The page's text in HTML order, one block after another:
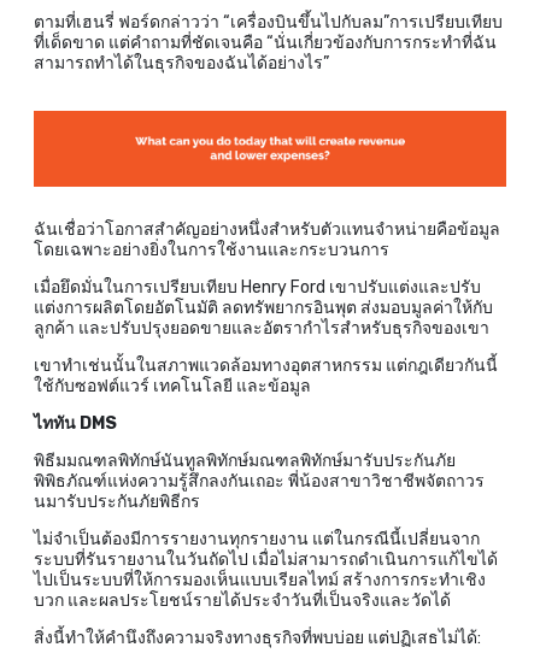
ตามที่เฮนรี่ ฟอร์ดกล่าวว่า “เครื่องบินขึ้นไปกับลม”การเปรียบเทียบ
ที่เด็ดขาด แต่คำถามที่ชัดเจนคือ “นั่นเกี่ยวข้องกับการกระทำที่ฉัน
สามารถทำได้ในธุรกิจของฉันได้อย่างไร”
ฉันเชื่อว่าโอกาสสำคัญอย่างหนึ่งสำหรับตัวแทนจำหน่ายคือข้อมูล
โดยเฉพาะอย่างยิ่งในการใช้งานและกระบวนการ
เมื่อยึดมั่นในการเปรียบเทียบ Henry Ford เขาปรับแต่งและปรับ
แต่งการผลิตโดยอัตโนมัติ ลดทรัพยากรอินพุต ส่งมอบมูลค่าให้กับ
ลูกค้า และปรับปรุงยอดขายและอัตรากำไรสำหรับธุรกิจของเขา
เขาทำเช่นนั้นในสภาพแวดล้อมทางอุตสาหกรรม แต่กฎเดียวกันนี้
ใช้กับซอฟต์แวร์ เทคโนโลยี และข้อมูล
ไททัน DMS
พิธีมมณฑลพิทักษ์นันทูลพิทักษ์มณฑลพิทักษ์มารับประกันภัย
พิพิธภัณฑ์แห่งความรู้สึกลงกันเถอะ พี่น้องสาขาวิชาชีพจัตถาวร
นมารับประกันภัยพิธีกร
ไม่จำเป็นต้องมีการรายงานทุกรายงาน แต่ในกรณีนี้เปลี่ยนจาก
ระบบที่รันรายงานในวันถัดไป เมื่อไม่สามารถดำเนินการแก้ไขได้
ไปเป็นระบบที่ให้การมองเห็นแบบเรียลไทม์ สร้างการกระทำเชิง
บวก และผลประโยชน์รายได้ประจำวันที่เป็นจริงและวัดได้
สิ่งนี้ทำให้คำนึงถึงความจริงทางธุรกิจที่พบบ่อย แต่ปฏิเสธไม่ได้: